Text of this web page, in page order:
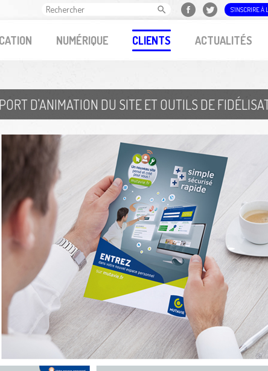
NUMÉRIQUE CLIENTS ACTUALITÉS
S'INSCRIRE À
D'ANIMATION DU SITE ET OUTILS DE